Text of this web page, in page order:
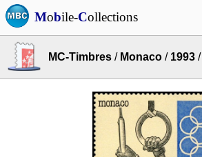
Mobile-Collections
MC-Timbres / Monaco / 1993 /